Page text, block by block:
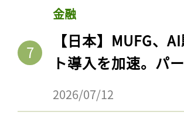
金融
【日本】MUFG、
ト導入を加速。パ
2026/07/12